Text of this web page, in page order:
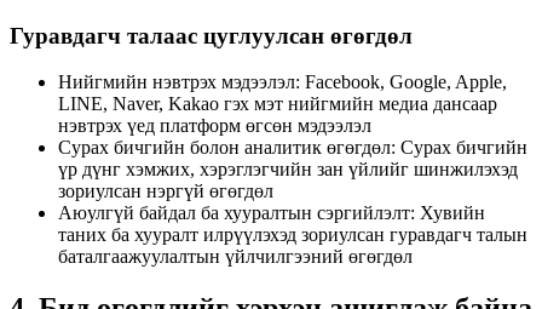
Гуравдагч талаас цуглуулсан өгөгдөл
Нийгмийн нэвтрэх мэдээлэл: Facebook, Google, Apple,
LINE, Naver, Kakao гэх мэт нийгмийн медиа дансаар
нэвтрэх үед платформ өгсөн мэдээлэл
Сурах бичгийн болон аналитик өгөгдөл: Сурах бичгийн
үр дүнг хэмжих, хэрэглэгчийн зан үйлийг шинжилэхэд
зориулсан нэргүй өгөгдөл
Аюулгүй байдал ба хууралтын сэргийлэлт: Хувийн
таних ба хууралт илрүүлэхэд зориулсан гуравдагч талын
баталгаажуулалтын үйлчилгээний өгөгдөл